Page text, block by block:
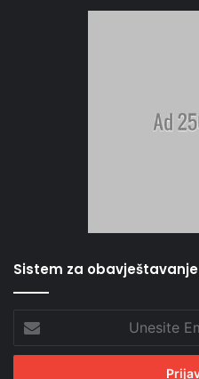
Sistem za obavještavanje
Unesite
Email
adresu